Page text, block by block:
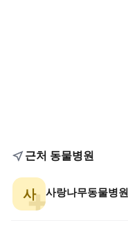
근처 동물병원
사 사랑나무동물병원